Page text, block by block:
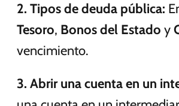
2. Tipos de deuda pública:
Tesoro, Bonos del Estado y
vencimiento.
3. Abrir una cuenta en un